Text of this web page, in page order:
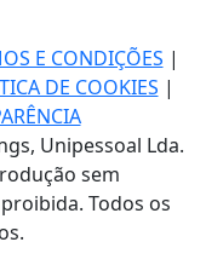
E CONDIÇÕES |
DE COOKIES |
Unipessoal Lda.
sem
Todos os